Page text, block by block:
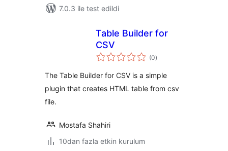
7.0.3 ile test edildi
Table Builder for
CSV
(0toplam
puan
)
The Table Builder for CSV is a simple
plugin that creates HTML table from csv
file.
Mostafa Shahiri
10dan fazla etkin kurulum